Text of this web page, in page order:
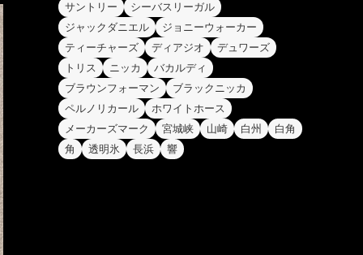
サントリー
シーバスリーガル
ジャックダニエル
ジョニーウォーカー
ティーチャーズ
ディアジオ
デュワーズ
トリス
ニッカ
バカルディ
ブラウンフォーマン
ブラックニッカ
ペルノリカール
ホワイトホース
メーカーズマーク
宮城峡 山崎 白州
白角
角
透明氷 長浜 響